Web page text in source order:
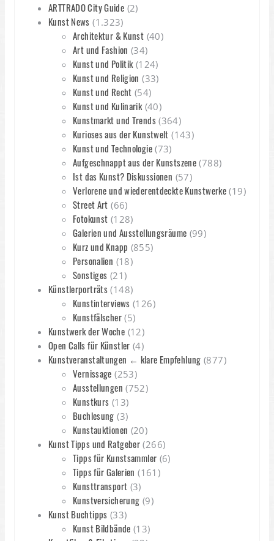
ARTTRADO City Guide (2)
Kunst News (1.323)
Architektur & Kunst (40)
Art und Fashion (34)
Kunst und Politik(124)
Kunst und Religion (33)
Kunst und Recht (54)
Kunst und Kulinarik(40)
Kunstmarkt und Trends(364)
Kurioses aus der Kunstwelt (143)
Kunst und Technologie(73)
Aufgeschnappt aus der Kunstszene (788)
Ist das Kunst? Diskussionen (57)
Verlorene und wiederentdeckte Kunstwerke (19)
Street Art (66)
Fotokunst (128)
Galerien und Ausstellungsräume (99)
Kurz und Knapp (855)
Personalien (18)
Sonstiges (21)
Künstlerporträts (148)
Kunstinterviews (126)
Kunstfälscher(5)
Kunstwerk der Woche (12)
Open Calls für Künstler (4)
Kunstveranstaltungen ← klare Empfehlung (877)
Vernissage (253)
Ausstellungen (752)
Kunstkurs (13)
Buchlesung (3)
Kunstauktionen (20)
Kunst Tipps und Ratgeber (266)
Tipps für Kunstsammler (6)
Tipps für Galerien (161)
Kunsttransport (3)
Kunstversicherung (9)
Kunst Buchtipps (33)
Kunst Bildbände (13)